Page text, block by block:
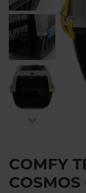
COMFY
COSMOS